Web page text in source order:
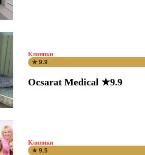
Клиники
★ 9.9
Ocsarat Medical ★9.9
Клиники
★ 9.5